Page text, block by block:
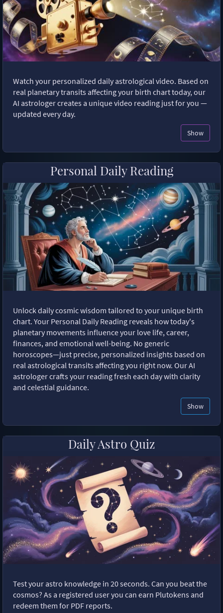
Watch your personalized daily astrological video. Based on
real planetary transits affecting your birth chart today, our
AI astrologer creates a unique video reading just for you —
updated every day.
Show
Personal Daily Reading
Unlock daily cosmic wisdom tailored to your unique birth
chart. Your Personal Daily Reading reveals how today's
planetary movements influence your love life, career,
finances, and emotional well-being. No generic
horoscopes—just precise, personalized insights based on
real astrological transits affecting you right now. Our AI
astrologer crafts your reading fresh each day with clarity
and celestial guidance.
Show
Daily Astro Quiz
Test your astro knowledge in 20 seconds. Can you beat the
cosmos? As a registered user you can earn Plutokens and
redeem them for PDF reports.